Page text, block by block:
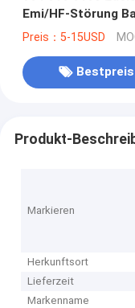
Emi/HF-Störung
Preis：5-15USD
Bestpreis
Produkt-
Markieren
Herkunftsort
Lieferzeit
Markenname